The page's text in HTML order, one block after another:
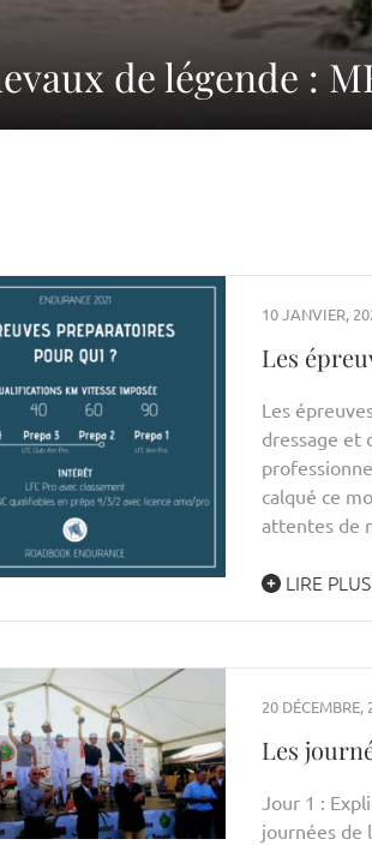
de légende :
10 JANVIER,
Les
Les
dressage et
calqué ce
attentes de
LIRE PLUS
20 DÉCEMBRE,
Les
Jour 1 :
journées de